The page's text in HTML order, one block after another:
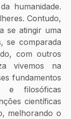
humanidade.
Contudo,
se atingir uma
se comparada
com outros
vivemos na
fundamentos
e filosóficas
científicas
melhorando o